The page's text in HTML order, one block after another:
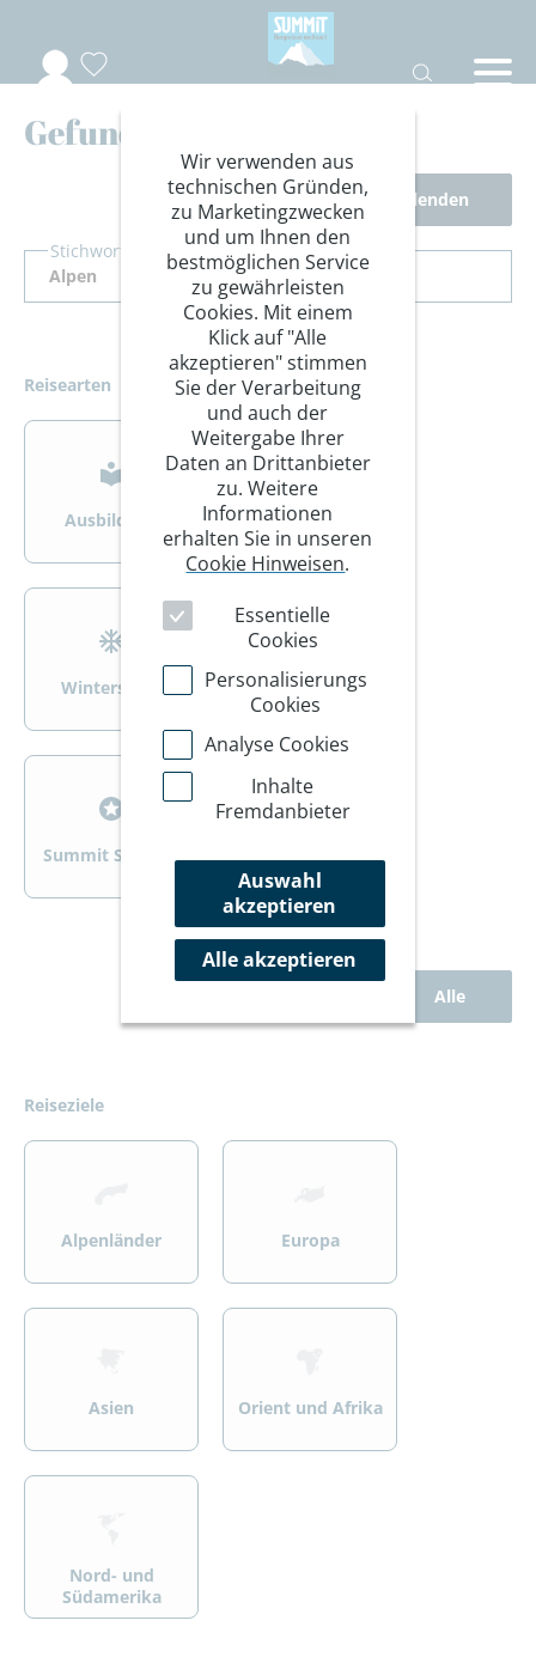
Gefundene Reisen
Filter ausblenden
Stichwort Suche
Reisearten
>
Ausbildung
>
Bergsteigen
>
Wintersport Wandern/Trekking
>
Summit Specials Rad
Alle
Reiseziele
>
Alpenländer
>
Europa
>
Asien
>
Orient und Afrika
>
Nord- und
Südamerika
Wir verwenden aus
technischen Gründen,
zu Marketingzwecken
und um Ihnen den
bestmöglichen Service
zu gewährleisten
Cookies. Mit einem
Klick auf "Alle
akzeptieren" stimmen
Sie der Verarbeitung
und auch der
Weitergabe Ihrer
Daten an Drittanbieter
zu. Weitere
Informationen
erhalten Sie in unseren
Cookie Hinweisen.
Essentielle
Cookies
Personalisierungs
Cookies
Analyse Cookies
Inhalte
Fremdanbieter
Auswahl
akzeptieren
Alle akzeptieren